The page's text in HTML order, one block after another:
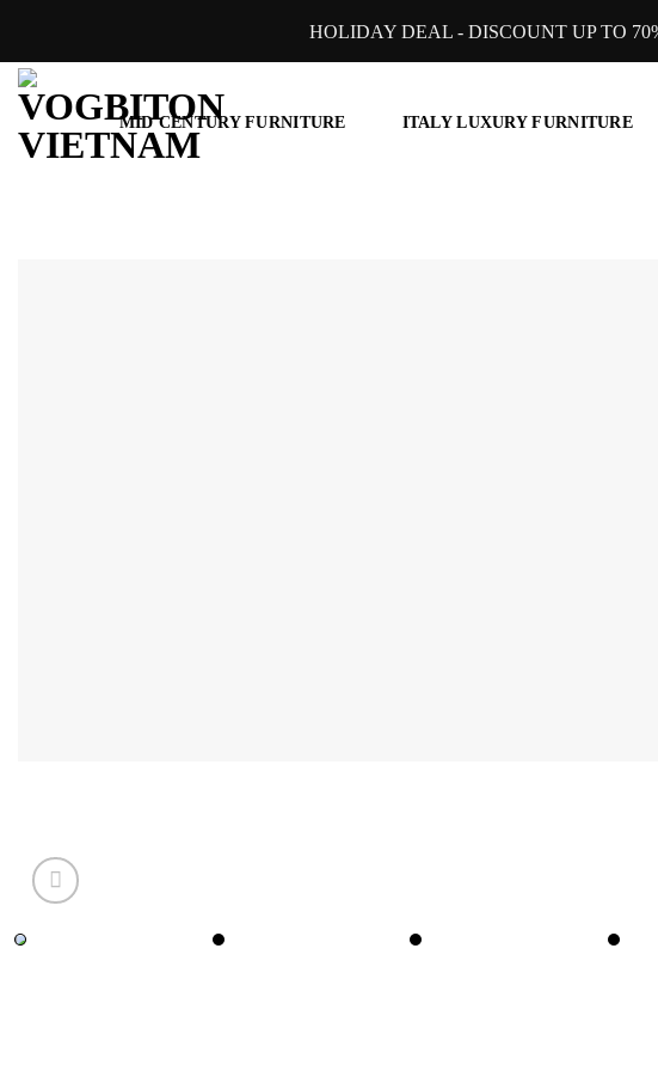
content
HOLIDAY DEAL - DISCOUNT UP TO
MID CENTURY FURNITURE ITALY LUXURY FURNITURE